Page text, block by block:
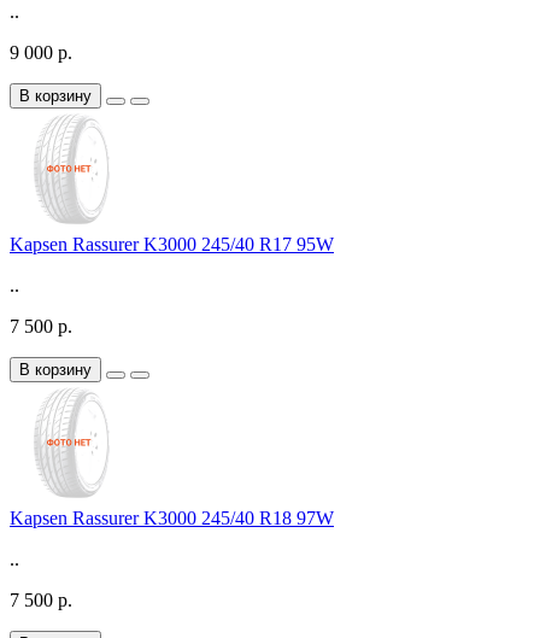
..
9 000 р.
В корзину
Kapsen Rassurer K3000 245/40 R17 95W
..
7 500 р.
В корзину
Kapsen Rassurer K3000 245/40 R18 97W
..
7 500 р.